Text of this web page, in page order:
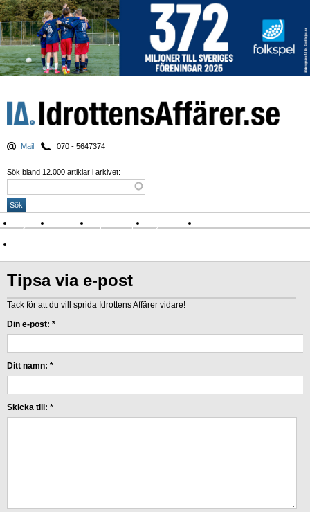
Mail 070 - 5647374
Sök bland 12.000 artiklar i arkivet:
Nyheter Krönikor Sport & spel Nyhetsbrev
Tipsa via e-post
Tack för att du vill sprida Idrottens Affärer vidare!
Din e-post: *
Ditt namn: *
Skicka till: *